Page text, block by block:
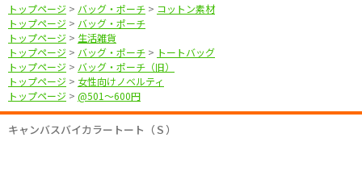
トップページ > バッグ・ポーチ > コットン素材
トップページ > バッグ・ポーチ
トップページ > 生活雑貨
トップページ > バッグ・ポーチ > トートバッグ
トップページ > バッグ・ポーチ（旧）
トップページ > 女性向けノベルティ
トップページ > @501〜600円
キャンバスバイカラートート（Ｓ）